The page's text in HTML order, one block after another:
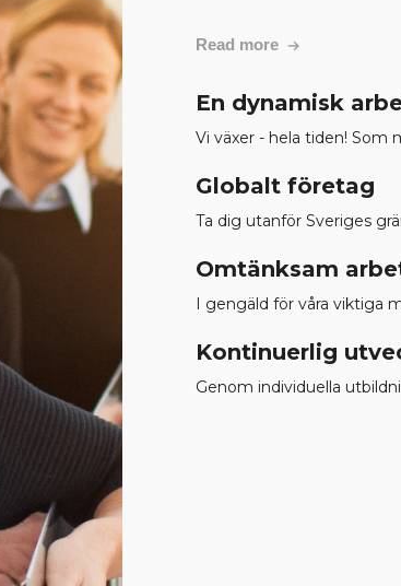
Read more
En dynamisk
Vi växer - hela tiden! Som
Globalt företag
Ta dig utanför Sveriges
Omtänksam
I gengäld för våra viktiga
Kontinuerlig
Genom individuella